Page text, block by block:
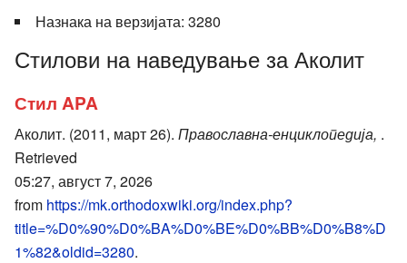
Назнака на верзијата: 3280
Стилови на наведување за Аколит
Стил APA
Аколит. (2011, март 26). Православна-енциклопедија, .
Retrieved
05:27, август 7, 2026
from https://mk.orthodoxwiki.org/index.php?
title=%D0%90%D0%BA%D0%BE%D0%BB%D0%B8%D
1%82&oldid=3280.